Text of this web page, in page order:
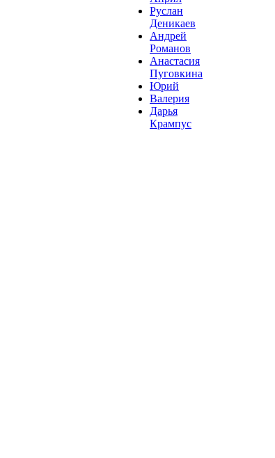
Руслан
Деникаев
Андрей
Романов
Анастасия
Пуговкина
Юрий
Валерия
Дарья
Крампус